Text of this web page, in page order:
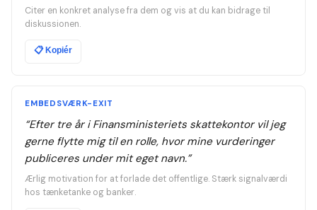
Citer en konkret analyse fra dem og vis at du kan bidrage til
diskussionen.
📋Kopiér
EMBEDSVÆRK-EXIT
“Efter tre år i Finansministeriets skattekontor vil jeg
gerne flytte mig til en rolle, hvor mine vurderinger
publiceres under mit eget navn.”
Ærlig motivation for at forlade det offentlige. Stærk signalværdi
hos tænketanke og banker.